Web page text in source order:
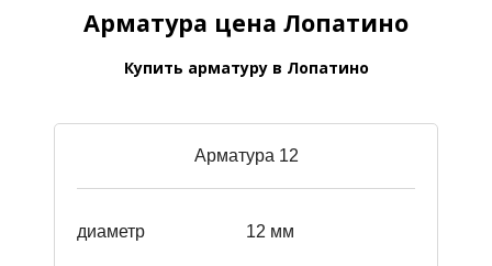
Арматура цена Лопатино
Купить арматуру в Лопатино
Арматура 12
диаметр 12 мм